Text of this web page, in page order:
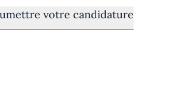
votre candidature